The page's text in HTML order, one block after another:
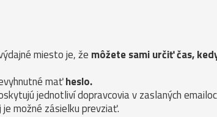
miesto je, že môžete sami určiť čas,
maťheslo.
jednotliví dopravcovia v zaslaných
možné zásielku prevziať.